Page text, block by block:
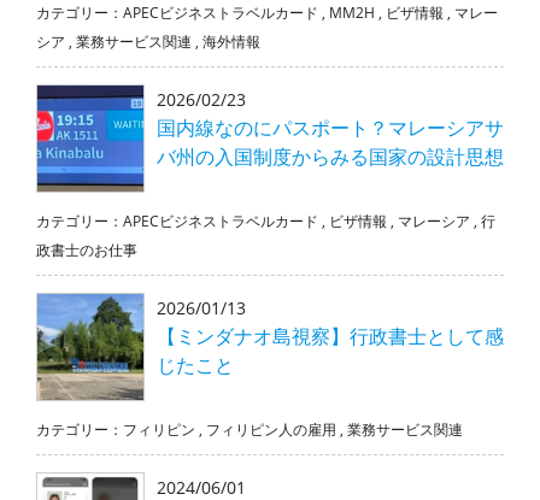
カテゴリー： APECビジネストラベルカード , MM2H , ビザ情報 , マレー
シア , 業務サービス関連 , 海外情報
2026/02/23
国内線なのにパスポート？マレーシアサ
バ州の入国制度からみる国家の設計思想
カテゴリー： APECビジネストラベルカード , ビザ情報 , マレーシア , 行
政書士のお仕事
2026/01/13
【ミンダナオ島視察】行政書士として感
じたこと
カテゴリー： フィリピン , フィリピン人の雇用 , 業務サービス関連
2024/06/01